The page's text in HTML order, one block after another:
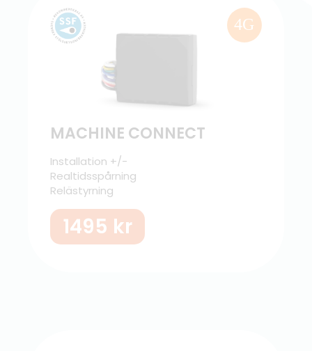
4G
MACHINE CONNECT
Installation +/-
Realtidsspårning
Relästyrning
1495 kr